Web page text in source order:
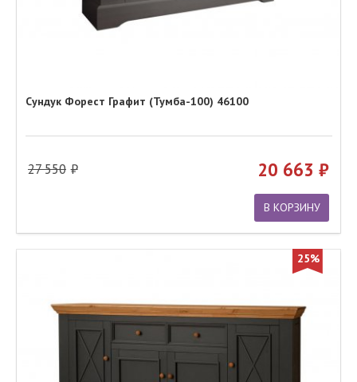
Сундук Форест Графит (Тумба-100) 46100
27 550 20 663
В КОРЗИНУ
25%